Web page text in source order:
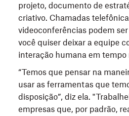
projeto, documento de
criativo. Chamadas
videoconferências podem
você quiser deixar a equipe
interação humana em tempo
“Temos que pensar na
usar as ferramentas que
disposição”, diz ela.
empresas que, por padrão,